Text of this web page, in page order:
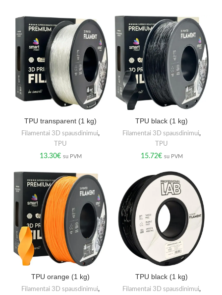
TPU transparent (1 kg)
Filamentai 3D spausdinimui,
TPU
13.30€ su PVM
TPU black (1 kg)
Filamentai 3D spausdinimui,
TPU
15.72€ su PVM
TPU orange (1 kg)
Filamentai 3D spausdinimui,
TPU black (1 kg)
Filamentai 3D spausdinimui,